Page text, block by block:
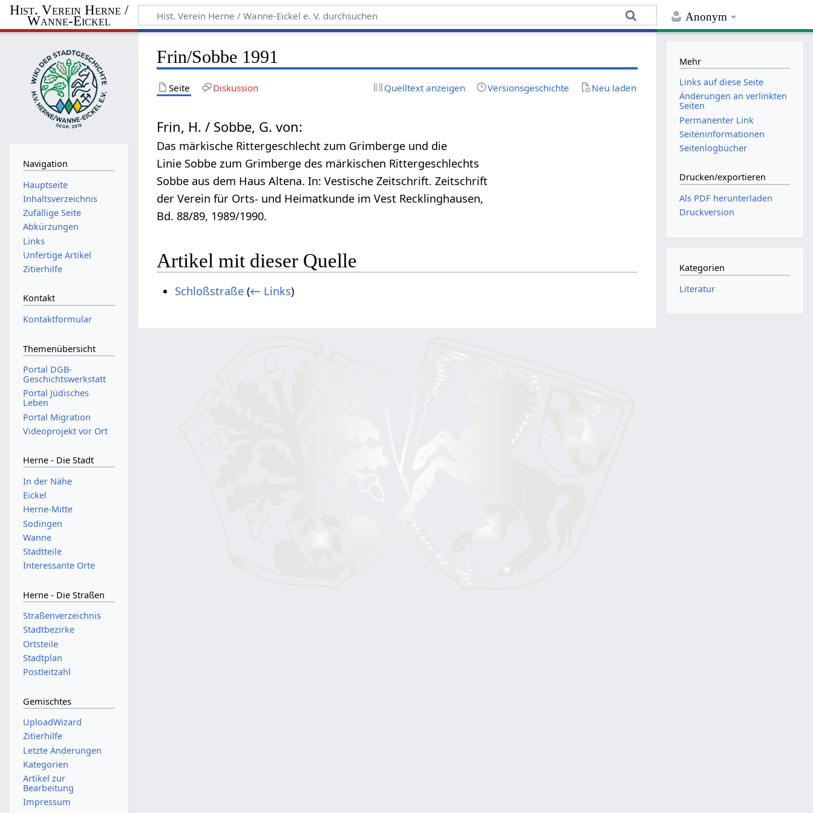
Anonym
Hist. Verein Herne /
Wanne-Eickel
Frin/Sobbe 1991
Seite Diskussion Quelltext anzeigen Versionsgeschichte Neu laden
Frin, H. / Sobbe, G. von:
Das märkische Rittergeschlecht zum Grimberge und die
Linie Sobbe zum Grimberge des märkischen Rittergeschlechts
Sobbe aus dem Haus Altena. In: Vestische Zeitschrift. Zeitschrift
der Verein für Orts- und Heimatkunde im Vest Recklinghausen,
Bd. 88/89, 1989/1990.
Artikel mit dieser Quelle
Schloßstraße (← Links)
Navigation
Hauptseite
Inhaltsverzeichnis
Zufällige Seite
Abkürzungen
Links
Unfertige Artikel
Zitierhilfe
Kontakt
Kontaktformular
Themenübersicht
Portal DGB-
Geschichtswerkstatt
Portal Jüdisches
Leben
Portal Migration
Videoprojekt vor Ort
Herne - Die Stadt
In der Nähe
Eickel
Herne-Mitte
Sodingen
Wanne
Stadtteile
Interessante Orte
Herne - Die Straßen
Straßenverzeichnis
Stadtbezirke
Ortsteile
Stadtplan
Postleitzahl
Gemischtes
UploadWizard
Zitierhilfe
Letzte Änderungen
Kategorien
Artikel zur
Bearbeitung
Impressum
Mehr
Links auf diese Seite
Änderungen an verlinkten
Seiten
Permanenter Link
Seiten­­informationen
Seitenlogbücher
Drucken/­exportieren
Als PDF herunterladen
Druckversion
Kategorien
Literatur